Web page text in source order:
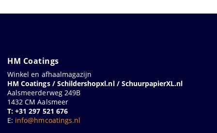
HM Coatings
Winkel en afhaalmagazijn
HM Coatings / Schildershopxl.nl / SchuurpapierXL.nl
Aalsmeerderweg 249B
1432 CM Aalsmeer
T: +31 297 521 676
E: info@hmcoatings.nl